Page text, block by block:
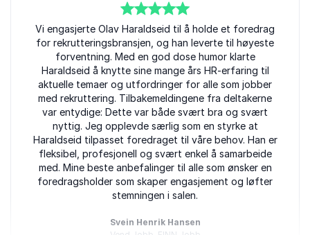
5av5
Vi engasjerte Olav Haraldseid til å holde et foredrag
for rekrutteringsbransjen, og han leverte til høyeste
forventning. Med en god dose humor klarte
Haraldseid å knytte sine mange års HR-erfaring til
aktuelle temaer og utfordringer for alle som jobber
med rekruttering. Tilbakemeldingene fra deltakerne
var entydige: Dette var både svært bra og svært
nyttig. Jeg opplevde særlig som en styrke at
Haraldseid tilpasset foredraget til våre behov. Han er
fleksibel, profesjonell og svært enkel å samarbeide
med. Mine beste anbefalinger til alle som ønsker en
foredragsholder som skaper engasjement og løfter
stemningen i salen.
Svein Henrik Hansen